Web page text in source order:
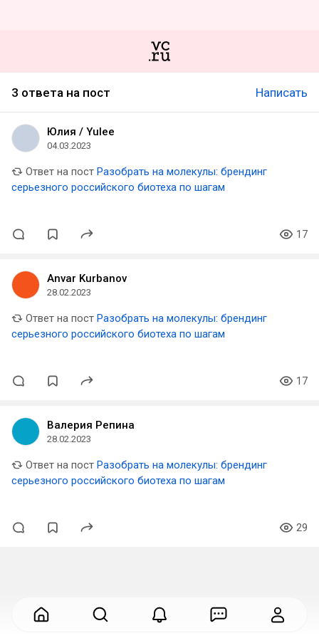
3 ответа на пост Написать
Юлия / Yulee
04.03.2023
Ответ на пост Разобрать на молекулы: брендинг
серьезного российского биотеха по шагам
17
Anvar Kurbanov
28.02.2023
Ответ на пост Разобрать на молекулы: брендинг
серьезного российского биотеха по шагам
17
Валерия Репина
28.02.2023
Ответ на пост Разобрать на молекулы: брендинг
серьезного российского биотеха по шагам
29